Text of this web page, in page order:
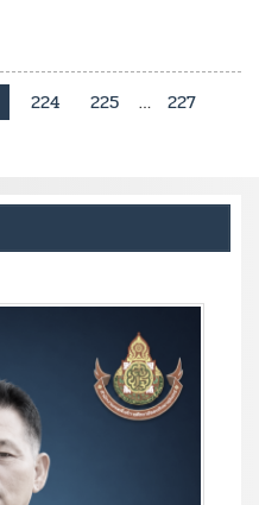
224 225 … 227